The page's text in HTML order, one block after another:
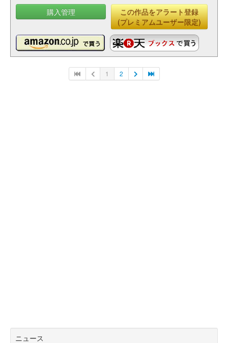
購入管理
この作品をアラート登録
(プレミアムユーザー限定)
1 2
ニュース